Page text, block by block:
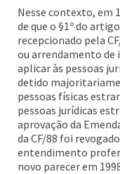
Nesse contexto, em
de que o §1º do
recepcionado pela
ou arrendamento de
aplicar às pessoas
detido
pessoas físicas
pessoas jurídicas
aprovação da
da CF/88 foi
entendimento
novo parecer em